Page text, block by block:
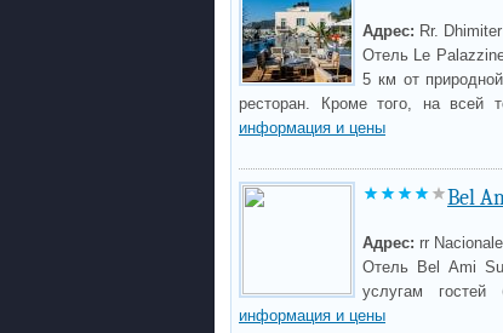
Адрес: Rr.
Отель Le
5 км от
ресторан. Кроме того, на всей
информация и цены
Bel
Адрес: rr
Отель Bel Ami
услугам
информация и цены